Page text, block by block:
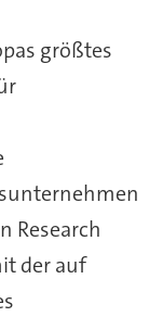
größtes
Research
der auf